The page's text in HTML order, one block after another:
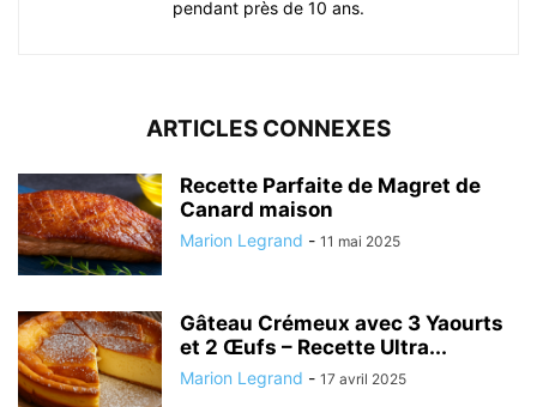
pendant près de 10 ans.
ARTICLES CONNEXES
Recette Parfaite de Magret de
Canard maison
Marion Legrand - 11 mai 2025
Gâteau Crémeux avec 3 Yaourts
et 2 Œufs – Recette Ultra...
Marion Legrand - 17 avril 2025